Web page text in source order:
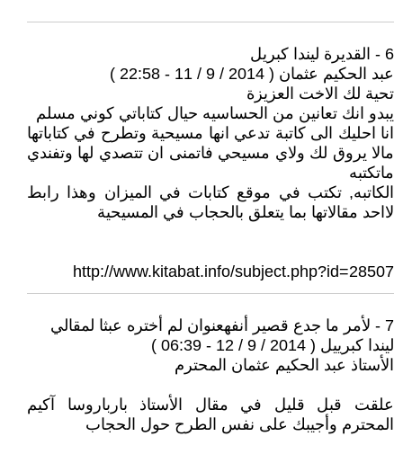
6 - القديرة ليندا كبريل
عبد الحكيم عثمان ( 2014 / 9 / 11 - 22:58 )
تحية لك الاخت العزيزة
يبدو انك تعانين من الحساسيه حيال كتاباتي كوني مسلم
انا احليك الى كاتبة تدعي انها مسيحية وتطرح في كتاباتها
مالا يروق لك ولاي مسيحي فاتمنى ان تتصدي لها وتفندي
ماتكتبه
الكاتبه, تكتب في موقع كتابات في الميزان وهذا رابط
لااحد مقالاتها بما يتعلق بالحجاب في المسيحية
http://www.kitabat.info/subject.php?id=28507
7 - لأمر ما جدع قصير أنفهعنوان لم أختره عبثا لمقالي
ليندا كبرييل ( 2014 / 9 / 12 - 06:39 )
الأستاذ عبد الحكيم عثمان المحترم
علقت قبل قليل في مقال الأستاذ بارباروسا آكيم
المحترم وأجيبك على نفس الطرح حول الحجاب